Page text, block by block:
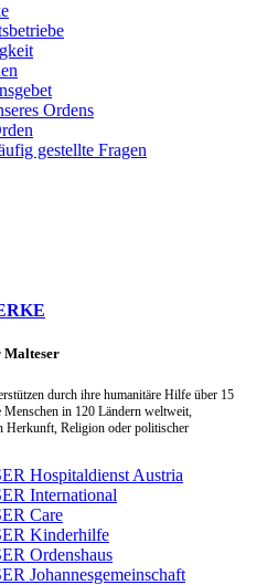
Ordens
gestellte Fragen
Malteser
durch ihre humanitäre Hilfe über 15
in 120 Ländern weltweit,
Herkunft, Religion oder politischer
Hospitaldienst Austria
International
Care
Kinderhilfe
Ordenshaus
Johannesgemeinschaft